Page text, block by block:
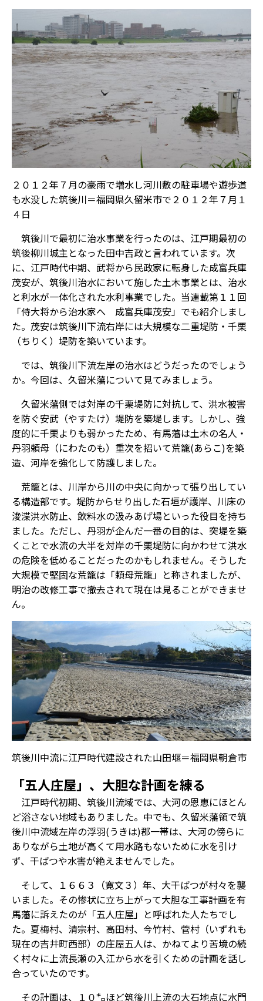
２０１２年７月の豪雨で増水し河川敷の駐車場や遊歩道
も水没した筑後川＝福岡県久留米市で２０１２年７月１
４日
筑後川で最初に治水事業を行ったのは、江戸期最初の
筑後柳川城主となった田中吉政と言われています。次
に、江戸時代中期、武将から民政家に転身した成富兵庫
茂安が、筑後川治水において施した土木事業とは、治水
と利水が一体化された水利事業でした。当連載第１１回
「侍大将から治水家へ 成富兵庫茂安」でも紹介しまし
た。茂安は筑後川下流右岸には大規模な二重堤防・千栗
（ちりく）堤防を築いています。
では、筑後川下流左岸の治水はどうだったのでしょう
か。今回は、久留米藩について見てみましょう。
久留米藩側では対岸の千栗堤防に対抗して、洪水被害
を防ぐ安武（やすたけ）堤防を築堤します。しかし、強
度的に千栗よりも弱かったため、有馬藩は土木の名人・
丹羽頼母（にわたのも）重次を招いて荒籠(あらこ)を築
造、河岸を強化して防護しました。
荒籠とは、川岸から川の中央に向かって張り出してい
る構造部です。堤防からせり出した石垣が護岸、川床の
浚渫洪水防止、飲料水の汲みあげ場といった役目を持ち
ました。ただし、丹羽が企んだ一番の目的は、突堤を築
くことで水流の大半を対岸の千栗堤防に向かわせて洪水
の危険を低めることだったのかもしれません。そうした
大規模で堅固な荒籠は「頼母荒籠」と称されましたが、
明治の改修工事で撤去されて現在は見ることができませ
ん。
筑後川中流に江戸時代建設された山田堰＝福岡県朝倉市
「五人庄屋」、大胆な計画を練る
江戸時代初期、筑後川流域では、大河の恩恵にほとん
ど浴さない地域もありました。中でも、久留米藩領で筑
後川中流域左岸の浮羽(うきは)郡一帯は、大河の傍らに
ありながら土地が高くて用水路もないために水を引け
ず、干ばつや水害が絶えませんでした。
そして、１６６３（寛文３）年、大干ばつが村々を襲
いました。その惨状に立ち上がって大胆な工事計画を有
馬藩に訴えたのが「五人庄屋」と呼ばれた人たちでし
た。夏梅村、清宗村、高田村、今竹村、菅村（いずれも
現在の吉井町西部）の庄屋五人は、かねてより苦境の続
く村々に上流長瀬の入江から水を引くための計画を話し
合っていたのです。
その計画は、１０㌔ほど筑後川上流の大石地点に水門